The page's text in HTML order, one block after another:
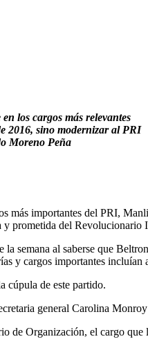
los cargos más relevantes
2016, sino modernizar al PRI
Moreno Peña
más importantes del PRI,
prometida del Revolucionario
semana al saberse que
y cargos importantes
cúpula de este partido.
general Carolina
Organización, el cargo